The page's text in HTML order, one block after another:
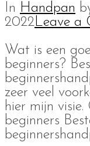
In Handpan
2022Leave a
Wat is een
beginners?
zeer veel
hier mijn
beginners